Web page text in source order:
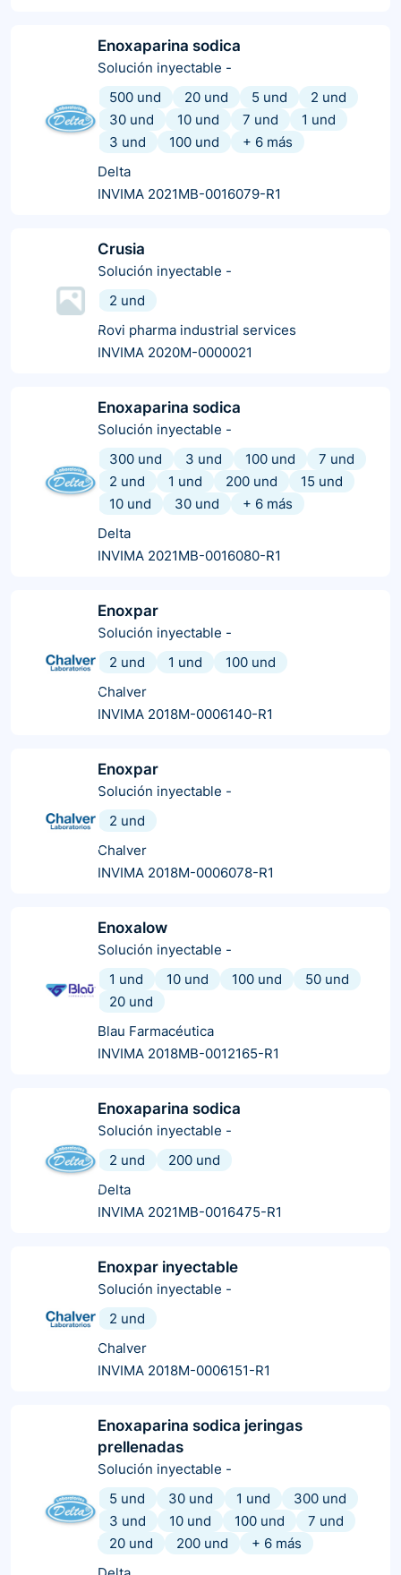
Enoxaparina sodica
Solución inyectable -
500 und
20 und 5 und
2 und
30 und
10 und 7 und
1 und
3 und
100 und + 6 más
Delta
INVIMA 2021MB-0016079-R1
Crusia
Solución inyectable -
2 und
Rovi pharma industrial services
INVIMA 2020M-0000021
Enoxaparina sodica
Solución inyectable -
300 und
3 und 100 und
7 und
2 und
1 und 200 und
15 und
10 und
30 und + 6 más
Delta
INVIMA 2021MB-0016080-R1
Enoxpar
Solución inyectable -
2 und
1 und
100 und
Chalver
INVIMA 2018M-0006140-R1
Enoxpar
Solución inyectable -
2 und
Chalver
INVIMA 2018M-0006078-R1
Enoxalow
Solución inyectable -
1 und
10 und 100 und
50 und
20 und
Blau Farmacéutica
INVIMA 2018MB-0012165-R1
Enoxaparina sodica
Solución inyectable -
2 und
200 und
Delta
INVIMA 2021MB-0016475-R1
Enoxpar inyectable
Solución inyectable -
2 und
Chalver
INVIMA 2018M-0006151-R1
Enoxaparina sodica jeringas
prellenadas
Solución inyectable -
5 und
30 und 1 und
300 und
3 und
10 und 100 und
7 und
20 und
200 und + 6 más